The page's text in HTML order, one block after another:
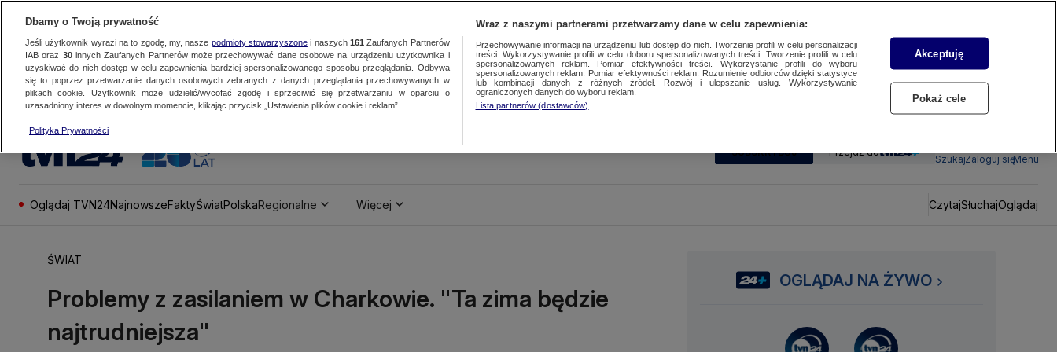
SUBSKRYBUJ Przejdź do
SzukajZaloguj sięMenu
Oglądaj TVN24NajnowszeFaktyŚwiatPolskaRegionalne Więcej CzytajSłuchajOglądaj
ŚWIAT
Problemy z zasilaniem w Charkowie. "Ta zima będzie
najtrudniejsza"
OGLĄDAJ NA ŻYWO
Dbamy o Twoją prywatność
Jeśli użytkownik wyrazi na to zgodę, my, nasze podmioty stowarzyszonei naszych 161 Zaufanych Partnerów
IAB oraz 30innych Zaufanych Partnerów może przechowywać dane osobowe na urządzeniu użytkownika i
uzyskiwać do nich dostęp w celu zapewnienia bardziej spersonalizowanego sposobu przeglądania. Odbywa
się to poprzez przetwarzanie danych osobowych zebranych z danych przeglądania przechowywanych w
plikach cookie. Użytkownik może udzielić/wycofać zgodę i sprzeciwić się przetwarzaniu w oparciu o
uzasadniony interes w dowolnym momencie, klikając przycisk „Ustawienia plików cookie i reklam”.
Polityka Prywatności
Wraz z naszymi partnerami przetwarzamy dane w celu zapewnienia:
Przechowywanie informacji na urządzeniu lub dostęp do nich. Tworzenie profili w celu personalizacji
treści. Wykorzystywanie profili w celu doboru spersonalizowanych treści. Tworzenie profili w celu
spersonalizowanych reklam. Pomiar efektywności treści. Wykorzystanie profili do wyboru
spersonalizowanych reklam. Pomiar efektywności reklam. Rozumienie odbiorców dzięki statystyce
lub kombinacji danych z różnych źródeł. Rozwój i ulepszanie usług. Wykorzystywanie
ograniczonych danych do wyboru reklam.
Lista partnerów (dostawców)
Akceptuję
Pokaż cele